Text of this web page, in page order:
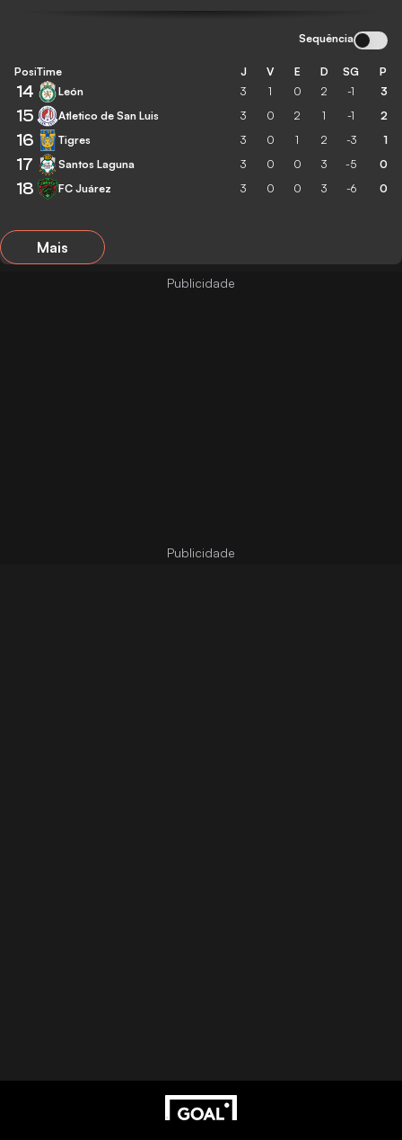
Sequência
Posição
Time J V E D SG P
14 León 3 1 0 2 -1 3
15 Atletico de San Luis 3 0 2 1 -1 2
16 Tigres 3 0 1 2 -3 1
17 Santos Laguna 3 0 0 3 -5 0
18 FC Juárez 3 0 0 3 -6 0
Mais